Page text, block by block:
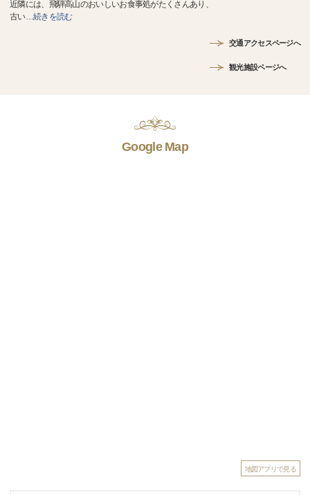
近隣には、飛騨高山のおいしいお食事処がたくさんあり、
古い…続きを読む
交通アクセスページへ
観光施設ページへ
Google Map
地図アプリで見る